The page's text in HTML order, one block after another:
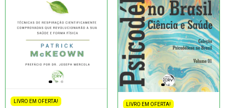
LIVRO EM OFERTA!
LIVRO EM OFERTA!